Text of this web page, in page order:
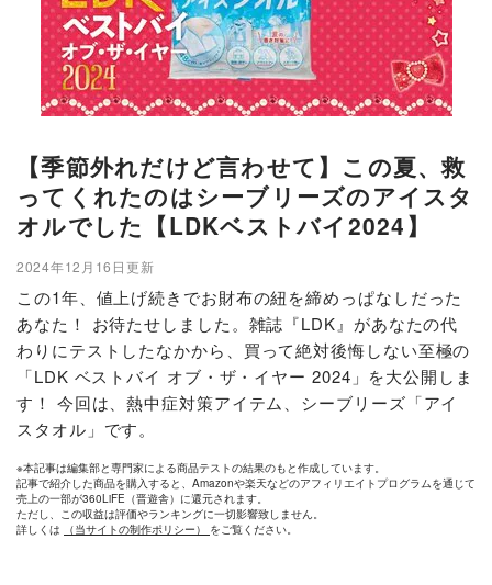
【季節外れだけど言わせて】この夏、救
ってくれたのはシーブリーズのアイスタ
オルでした【LDKベストバイ2024】
2024年12月16日更新
この1年、値上げ続きでお財布の紐を締めっぱなしだった
あなた！ お待たせしました。雑誌『LDK』があなたの代
わりにテストしたなかから、買って絶対後悔しない至極の
「LDK ベストバイ オブ・ザ・イヤー 2024」を大公開しま
す！ 今回は、熱中症対策アイテム、シーブリーズ「アイ
スタオル」です。
※本記事は編集部と専門家による商品テストの結果のもと作成しています。
記事で紹介した商品を購入すると、Amazonや楽天などのアフィリエイトプログラムを通じて
売上の一部が360LiFE（晋遊舎）に還元されます。
ただし、この収益は評価やランキングに一切影響致しません。
詳しくは
（当サイトの制作ポリシー） をご覧ください。